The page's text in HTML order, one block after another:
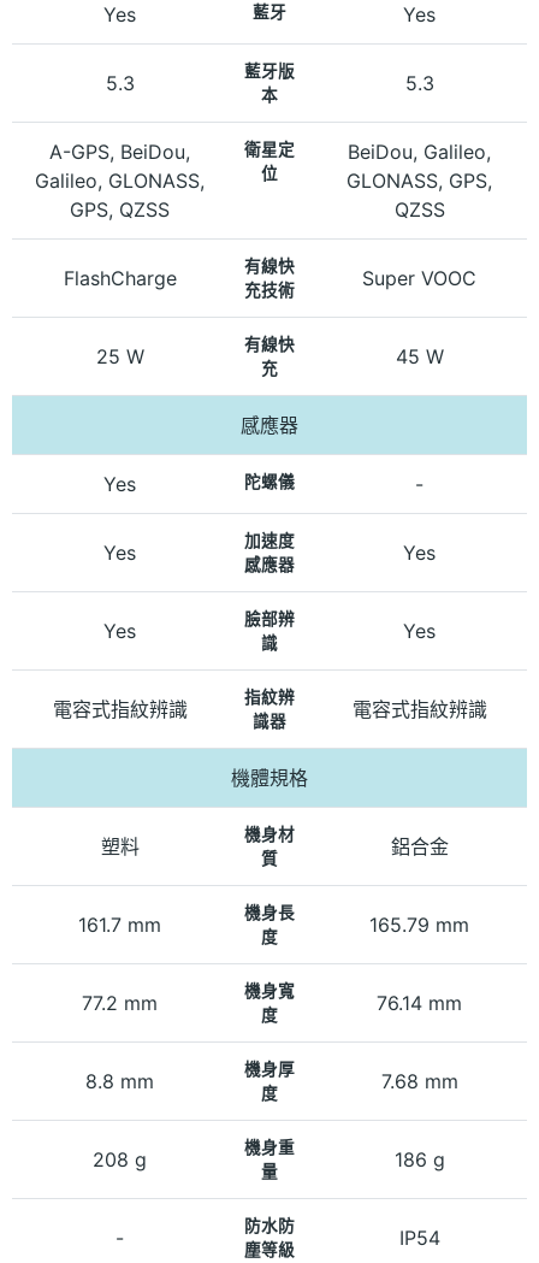
Yes 藍牙 Yes
5.3
藍牙版
本
5.3
A-GPS, BeiDou,
Galileo, GLONASS,
GPS, QZSS
衛星定
位
BeiDou, Galileo,
GLONASS, GPS,
QZSS
FlashCharge
有線快
充技術
Super VOOC
25 W
有線快
充
45 W
感應器
Yes 陀螺儀 -
Yes
加速度
感應器
Yes
Yes
臉部辨
識
Yes
電容式指紋辨識
指紋辨
識器
電容式指紋辨識
機體規格
塑料
機身材
質
鋁合金
161.7 mm
機身長
度
165.79 mm
77.2 mm
機身寬
度
76.14 mm
8.8 mm
機身厚
度
7.68 mm
208 g
機身重
量
186 g
-
防水防
塵等級
IP54